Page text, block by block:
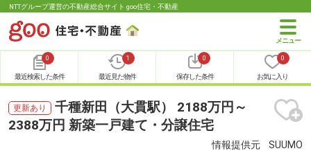
NTTグループ運営の不動産総合サイト goo住宅・不動産
0
最近検索した条件
1
最近見た物件
0
保存した条件
0
お気に入り
更新あり
千種新田（大貫駅） 2188万円～
2388万円 新築一戸建て・分譲住宅
情報提供元 SUUMO